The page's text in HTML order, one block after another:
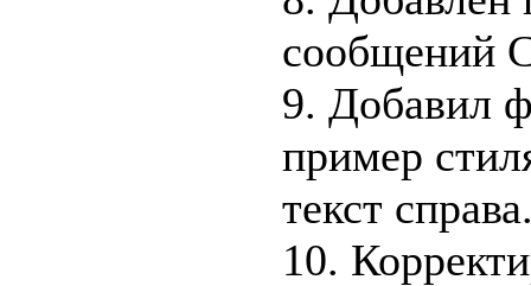
сообщений
9. Добавил
пример
текст
10.